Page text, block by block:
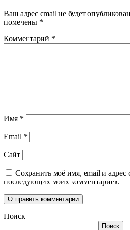
Ваш адрес email не будет
помечены *
Комментарий *
Имя *
Email *
Сайт
Сохранить моё имя, email и адрес
последующих моих комментариев.
Поиск
Поиск